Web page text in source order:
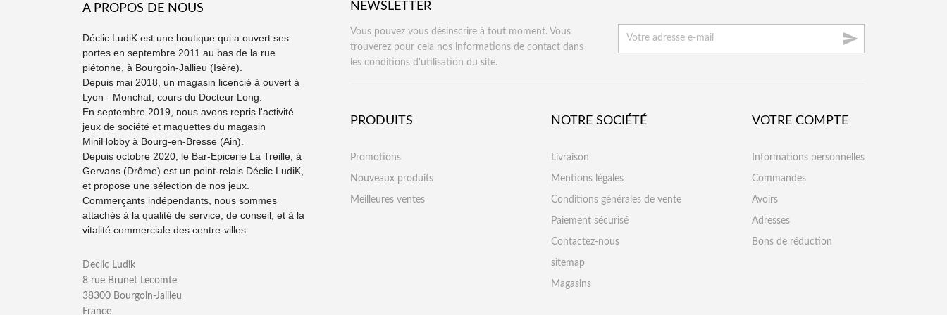
A PROPOS DE NOUS
Déclic LudiK est une boutique qui a ouvert ses
portes en septembre 2011 au bas de la rue
piétonne, à Bourgoin-Jallieu (Isère).
Depuis mai 2018, un magasin licencié à ouvert à
Lyon - Monchat, cours du Docteur Long.
En septembre 2019, nous avons repris l'activité
jeux de société et maquettes du magasin
MiniHobby à Bourg-en-Bresse (Ain).
Depuis octobre 2020, le Bar-Epicerie La Treille, à
Gervans (Drôme) est un point-relais Déclic LudiK,
et propose une sélection de nos jeux.
Commerçants indépendants, nous sommes
attachés à la qualité de service, de conseil, et à la
vitalité commerciale des centre-villes.
Declic Ludik
8 rue Brunet Lecomte
38300 Bourgoin-Jallieu
France
NEWSLETTER
Vous pouvez vous désinscrire à tout moment. Vous
trouverez pour cela nos informations de contact dans
les conditions d'utilisation du site.

PRODUITS
Promotions
Nouveaux produits
Meilleures ventes
NOTRE SOCIÉTÉ
Livraison
Mentions légales
Conditions générales de vente
Paiement sécurisé
Contactez-nous
sitemap
Magasins
VOTRE COMPTE
Informations personnelles
Commandes
Avoirs
Adresses
Bons de réduction